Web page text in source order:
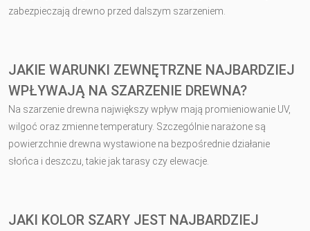
zabezpieczają drewno przed dalszym szarzeniem.
JAKIE WARUNKI ZEWNĘTRZNE NAJBARDZIEJ
WPŁYWAJĄ NA SZARZENIE DREWNA?
Na szarzenie drewna największy wpływ mają promieniowanie UV,
wilgoć oraz zmienne temperatury. Szczególnie narażone są
powierzchnie drewna wystawione na bezpośrednie działanie
słońca i deszczu, takie jak tarasy czy elewacje.
JAKI KOLOR SZARY JEST NAJBARDZIEJ